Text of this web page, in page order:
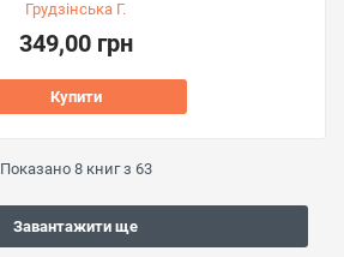
Грудзінська Г.
349,00 грн
Купити
Показано 8книг з 63
Завантажити ще